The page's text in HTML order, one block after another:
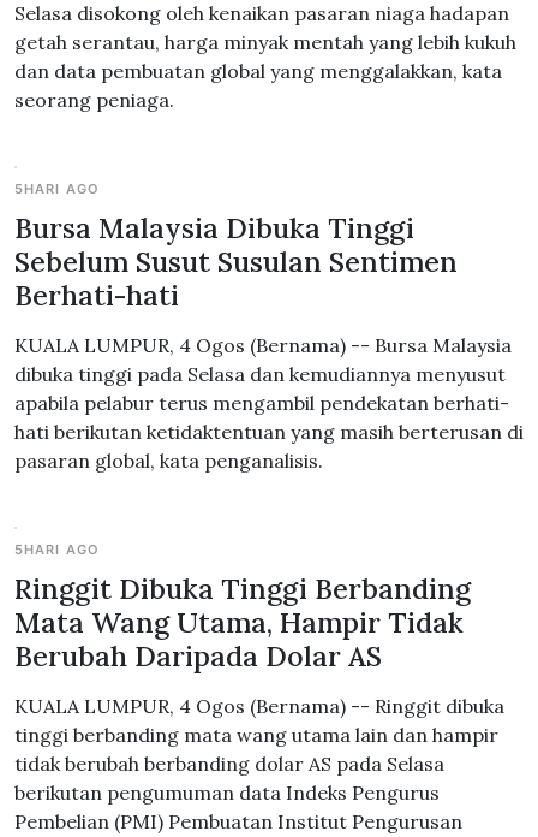
Selasa disokong oleh kenaikan pasaran niaga hadapan
getah serantau, harga minyak mentah yang lebih kukuh
dan data pembuatan global yang menggalakkan, kata
seorang peniaga.
5HARI AGO
Bursa Malaysia Dibuka Tinggi
Sebelum Susut Susulan Sentimen
Berhati-hati
KUALA LUMPUR, 4 Ogos (Bernama) -- Bursa Malaysia
dibuka tinggi pada Selasa dan kemudiannya menyusut
apabila pelabur terus mengambil pendekatan berhati-
hati berikutan ketidaktentuan yang masih berterusan di
pasaran global, kata penganalisis.
5HARI AGO
Ringgit Dibuka Tinggi Berbanding
Mata Wang Utama, Hampir Tidak
Berubah Daripada Dolar AS
KUALA LUMPUR, 4 Ogos (Bernama) -- Ringgit dibuka
tinggi berbanding mata wang utama lain dan hampir
tidak berubah berbanding dolar AS pada Selasa
berikutan pengumuman data Indeks Pengurus
Pembelian (PMI) Pembuatan Institut Pengurusan